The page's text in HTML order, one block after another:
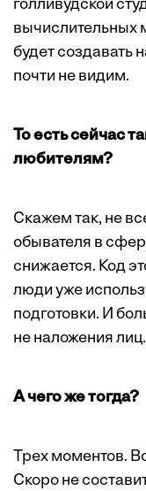
голливудской
вычислительных
будет создавать
почти не видим.
То есть сейчас
любителям?
Скажем так, не
обывателя в
снижается. Код
люди уже
подготовки. И
не наложения лиц.
А чего же тогда?
Трех моментов.
Скоро не